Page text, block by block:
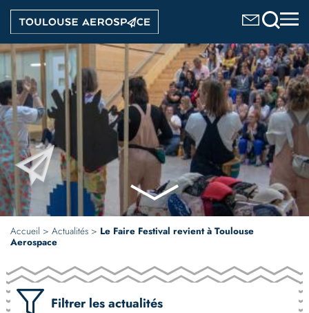
Aller
contenu
principal
Image
Accueil Actualités
Le Faire Festival revient à Toulouse
Aerospace
Filtrer les actualités